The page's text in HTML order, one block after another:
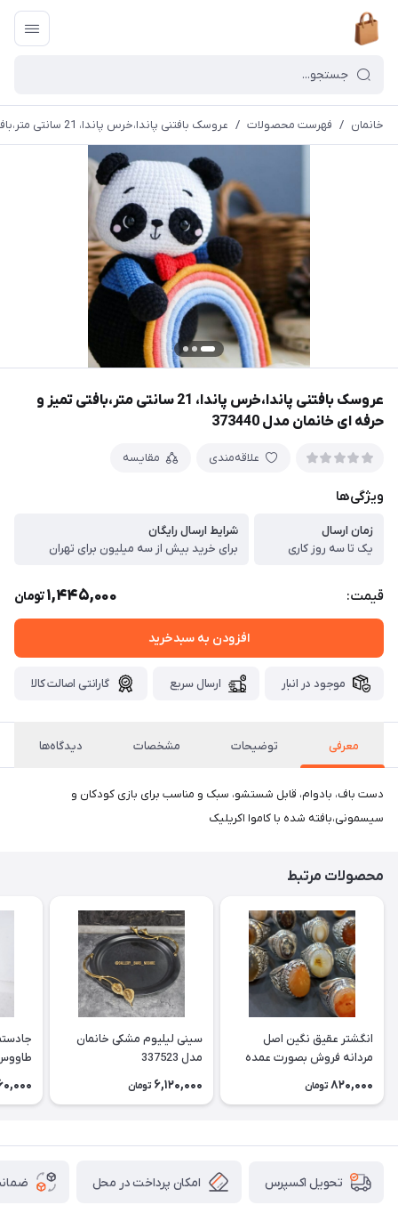
خانمان / فهرست محصولات / عروسک بافتنی پاندا،خرس پاندا، 21 سانتی متر،بافتی تمیز و حرفه ای خانمان مدل 373440
عروسک بافتنی پاندا،خرس پاندا، 21 سانتی متر،بافتی تمیز و
حرفه ای خانمان مدل 373440
علاقه‌مندی مقایسه
ویژگی‌ها
زمان ارسال
یک تا سه روز کاری
شرایط ارسال رایگان
برای خرید بیش از سه میلیون برای تهران
قیمت: 1,445,000تومان
افزودن به سبدخرید
موجود در انبار ارسال سریع گارانتی اصالت کالا
معرفی توضیحات مشخصات دیدگاه‌ها
دست باف، بادوام، قابل شستشو، سبک و مناسب برای بازی کودکان و
سیسمونی،بافته شده با کاموا اکریلیک
محصولات مرتبط
انگشتر عقیق نگین اصل
مردانه فروش بصورت عمده
3عدد هست فروش بصورت
820,000 تومان
سینی لیلیوم مشکی خانمان
مدل 337523
6,120,000 تومان
تحویل اکسپرس امکان پرداخت در محل